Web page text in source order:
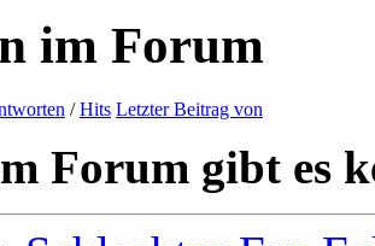
im Forum
/Hits Letzter Beitrag von
Forum gibt es